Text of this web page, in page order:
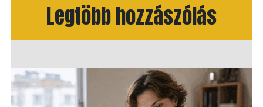
Legtöbb hozzászólás